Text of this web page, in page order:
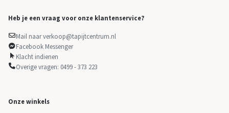
Heb je een vraag voor onze klantenservice?
Mail naar verkoop@tapijtcentrum.nl
Facebook Messenger
Klacht indienen
Overige vragen: 0499 - 373 223
Onze winkels